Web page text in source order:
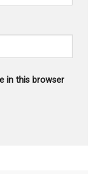
in this browser